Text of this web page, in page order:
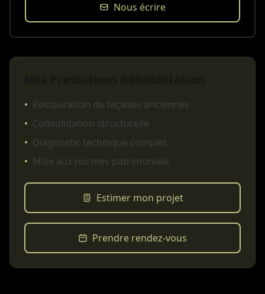
Nous écrire
• Restauration de façades anciennes
• Consolidation structurelle
• Diagnostic technique complet
• Mise aux normes patrimoniale
Estimer mon projet
Prendre rendez-vous